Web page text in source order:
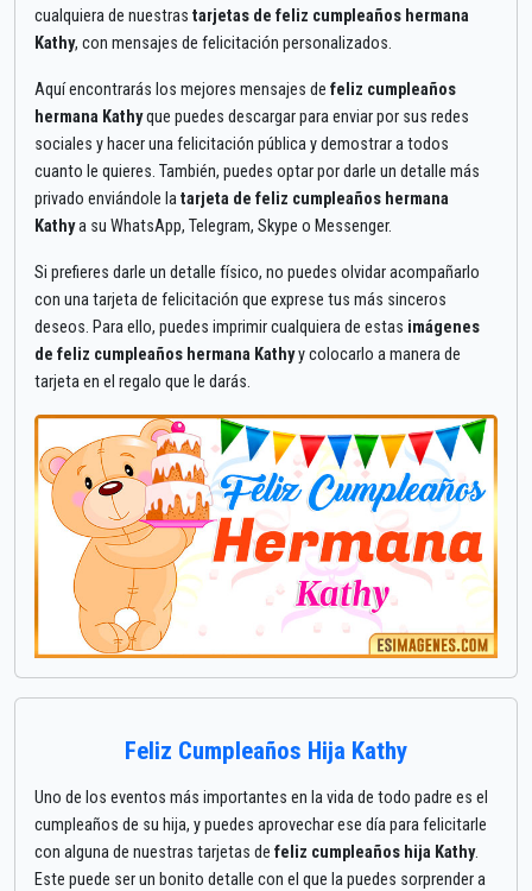
cualquiera de nuestras tarjetas de feliz cumpleaños hermana
Kathy, con mensajes de felicitación personalizados.
Aquí encontrarás los mejores mensajes de feliz cumpleaños
hermana Kathyque puedes descargar para enviar por sus redes
sociales y hacer una felicitación pública y demostrar a todos
cuanto le quieres. También, puedes optar por darle un detalle más
privado enviándole latarjeta de feliz cumpleaños hermana
Kathya su WhatsApp, Telegram, Skype o Messenger.
Si prefieres darle un detalle físico, no puedes olvidar acompañarlo
con una tarjeta de felicitación que exprese tus más sinceros
deseos. Para ello, puedes imprimir cualquiera de estas imágenes
de feliz cumpleaños hermana Kathyy colocarlo a manera de
tarjeta en el regalo que le darás.
Feliz Cumpleaños Hija Kathy
Uno de los eventos más importantes en la vida de todo padre es el
cumpleaños de su hija, y puedes aprovechar ese día para felicitarle
con alguna de nuestras tarjetas de feliz cumpleaños hija Kathy.
Este puede ser un bonito detalle con el que la puedes sorprender a